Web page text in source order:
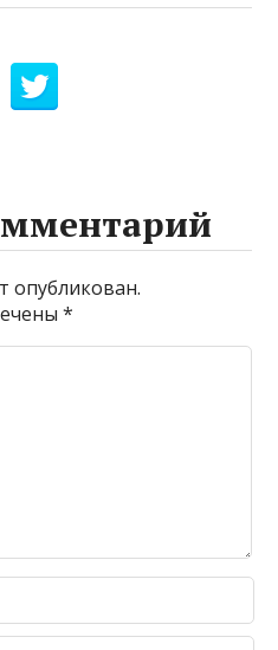
опубликован.
*